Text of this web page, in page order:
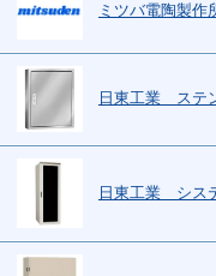
ミツバ電陶製作
日東工業 ステ
日東工業 シス